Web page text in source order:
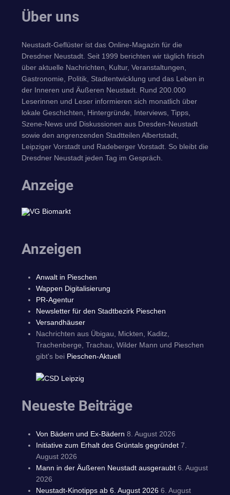
Über uns
Neustadt-Geflüster ist das Online-Magazin für die
Dresdner Neustadt. Seit 1999 berichten wir täglich frisch
über aktuelle Nachrichten, Kultur, Veranstaltungen,
Gastronomie, Politik, Stadtentwicklung und das Leben in
der Inneren und Äußeren Neustadt. Rund 200.000
Leserinnen und Leser informieren sich monatlich über
lokale Geschichten, Hintergründe, Interviews, Tipps,
Szene-News und Diskussionen aus Dresden-Neustadt
sowie den angrenzenden Stadtteilen Albertstadt,
Leipziger Vorstadt und Radeberger Vorstadt. So bleibt die
Dresdner Neustadt jeden Tag im Gespräch.
Anzeige
Anzeigen
Anwalt in Pieschen
Wappen Digitalisierung
PR-Agentur
Newsletter für den Stadtbezirk Pieschen
Versandhäuser
Nachrichten aus Übigau, Mickten, Kaditz,
Trachenberge, Trachau, Wilder Mann und Pieschen
gibt's bei Pieschen-Aktuell
Neueste Beiträge
Von Bädern und Ex-Bädern 8. August 2026
Initiative zum Erhalt des Grüntals gegründet 7.
August 2026
Mann in der Äußeren Neustadt ausgeraubt 6. August
2026
Neustadt-Kinotipps ab 6. August 2026 6. August